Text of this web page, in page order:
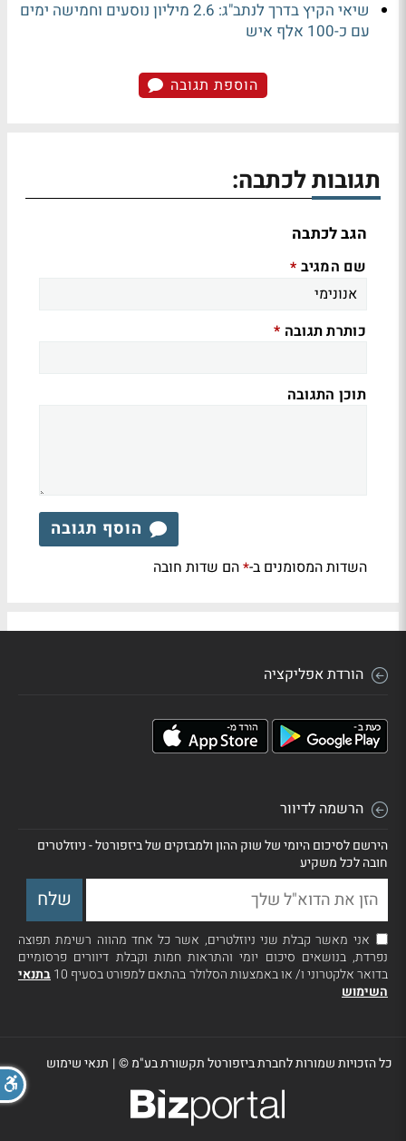
שיאי הקיץ בדרך לנתב"ג: 2.6 מיליון נוסעים וחמישה ימים
עם כ-100 אלף איש
הוספת תגובה
תגובות לכתבה:
הגב לכתבה
שם המגיב *
כותרת תגובה *
תוכן התגובה
הוסף תגובה
השדות המסומנים ב-*הם שדות חובה
הורדת אפליקציה
הרשמה לדיוור
הירשם לסיכום היומי של שוק ההון ולמבזקים של ביזפורטל - ניוזלטרים
חובה לכל משקיע
אני מאשר קבלת שני ניוזלטרים, אשר כל אחד מהווה רשימת תפוצה
נפרדת, בנושאים סיכום יומי והתראות חמות וקבלת דיוורים פרסומיים
בדואר אלקטרוני ו/ או באמצעות הסלולר בהתאם למפורט בסעיף 10
בתנאי
השימוש
כל הזכויות שמורות לחברת ביזפורטל תקשורת בע"מ ©| תנאי שימוש